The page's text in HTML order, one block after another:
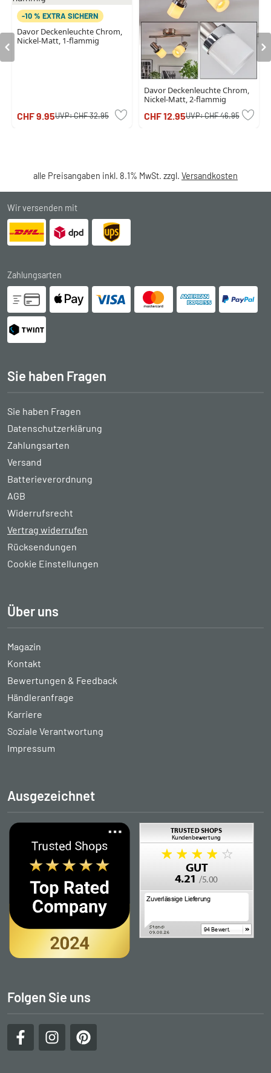
-10 % EXTRA SICHERN
Davor Deckenleuchte Chrom,
Nickel-Matt, 1-flammig
CHF 9.95UVP:CHF 32.95
Davor Deckenleuchte Chrom,
Nickel-Matt, 2-flammig
CHF 12.95UVP:CHF 46.95
alle Preisangaben inkl. 8.1% MwSt. zzgl. Versandkosten
Wir versenden mit
Zahlungsarten
Sie haben Fragen
Sie haben Fragen
Datenschutzerklärung
Zahlungsarten
Versand
Batterieverordnung
AGB
Widerrufsrecht
Vertrag widerrufen
Rücksendungen
Cookie Einstellungen
Über uns
Magazin
Kontakt
Bewertungen & Feedback
Händleranfrage
Karriere
Soziale Verantwortung
Impressum
Ausgezeichnet
Folgen Sie uns